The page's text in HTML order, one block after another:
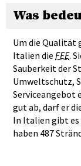
Was
Um die Qualität
Italien die FEE.
Sauberkeit der
Umweltschutz,
Serviceangebot
gut ab, darf er
In Italien gibt es
haben 487